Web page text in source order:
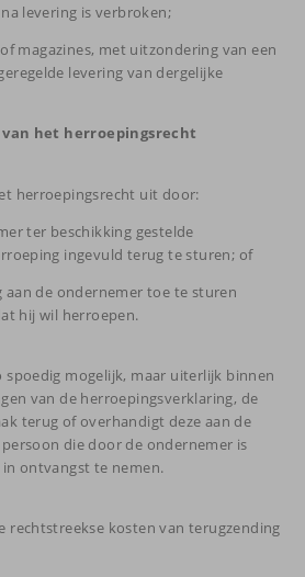
levering is verbroken;
magazines, met uitzondering van een
levering van dergelijke
het herroepingsrecht
herroepingsrecht uit door:
ter beschikking gestelde
ingevuld terug te sturen; of
aan de ondernemer toe te sturen
hij wil herroepen.
mogelijk, maar uiterlijk binnen
van de herroepingsverklaring, de
terug of overhandigt deze aan de
die door de ondernemer is
ontvangst te nemen.
rechtstreekse kosten van terugzending